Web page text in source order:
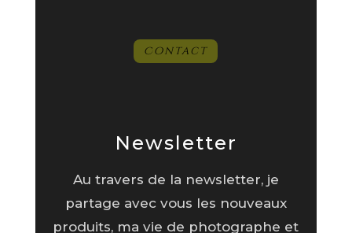
Contact
Newsletter
Au travers de la newsletter, je
partage avec vous les nouveaux
produits, ma vie de photographe et